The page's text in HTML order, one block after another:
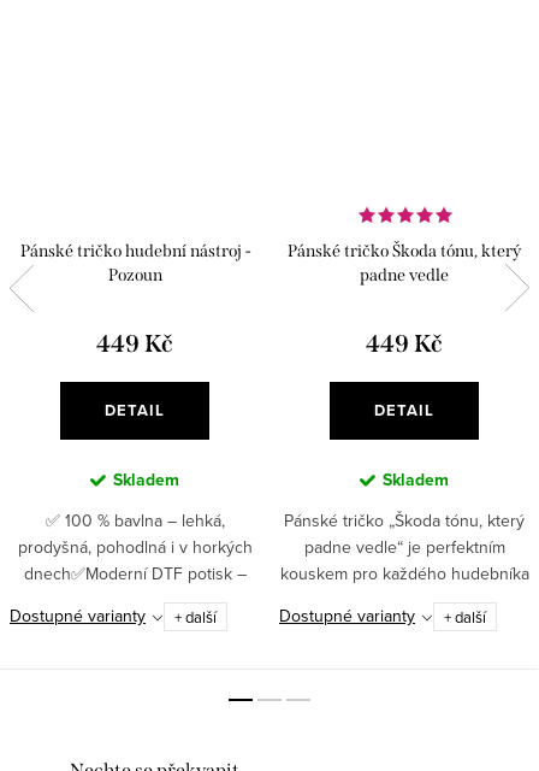
Pánské tričko hudební nástroj -
Pozoun
449 Kč
DETAIL
Skladem
✅ 100 % bavlna – lehká,
prodyšná, pohodlná i v horkých
dnech✅Moderní DTF potisk –
pružný, odolný, detailní ✅ Gramáž
180 g/m² – pevná a dlouhodobě
Dostupné varianty + další
Pánské tričko Škoda tónu, který
padne vedle
449 Kč
DETAIL
Skladem
Pánské tričko „Škoda tónu, který
padne vedle“ je perfektním
kouskem pro každého hudebníka
s nadhledem a smyslem pro
humor.✅ 100% bavlna – příjemný
Dostupné varianty + další